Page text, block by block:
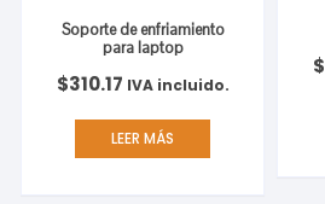
Soporte de enfriamiento
para laptop
$310.17 IVA incluido.
LEER MÁS
$